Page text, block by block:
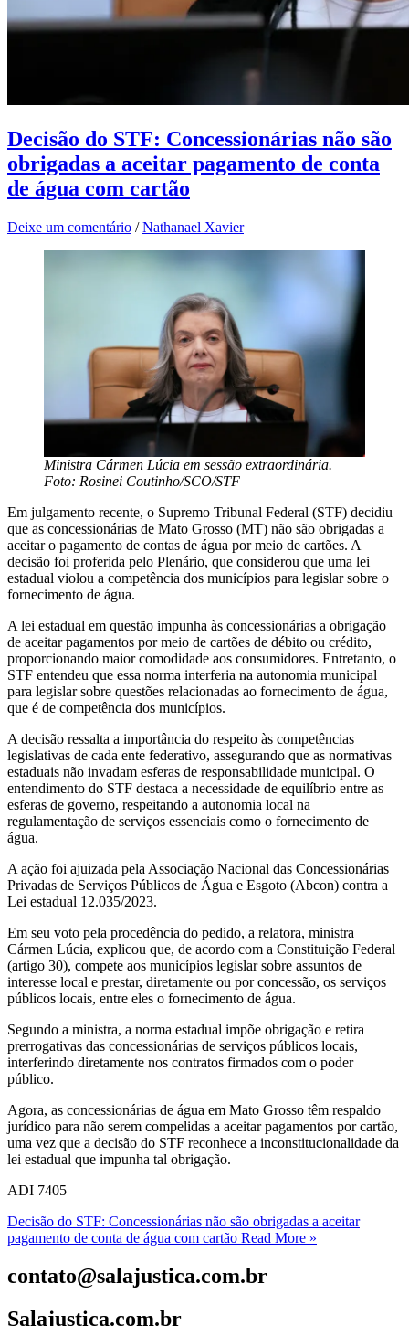
Decisão do STF: Concessionárias não são
obrigadas a aceitar pagamento de conta
de água com cartão
Deixe um comentário /Nathanael Xavier
Ministra Cármen Lúcia em sessão extraordinária.
Foto: Rosinei Coutinho/SCO/STF
Em julgamento recente, o Supremo Tribunal Federal (STF) decidiu
que as concessionárias de Mato Grosso (MT) não são obrigadas a
aceitar o pagamento de contas de água por meio de cartões. A
decisão foi proferida pelo Plenário, que considerou que uma lei
estadual violou a competência dos municípios para legislar sobre o
fornecimento de água.
A lei estadual em questão impunha às concessionárias a obrigação
de aceitar pagamentos por meio de cartões de débito ou crédito,
proporcionando maior comodidade aos consumidores. Entretanto, o
STF entendeu que essa norma interferia na autonomia municipal
para legislar sobre questões relacionadas ao fornecimento de água,
que é de competência dos municípios.
A decisão ressalta a importância do respeito às competências
legislativas de cada ente federativo, assegurando que as normativas
estaduais não invadam esferas de responsabilidade municipal. O
entendimento do STF destaca a necessidade de equilíbrio entre as
esferas de governo, respeitando a autonomia local na
regulamentação de serviços essenciais como o fornecimento de
água.
A ação foi ajuizada pela Associação Nacional das Concessionárias
Privadas de Serviços Públicos de Água e Esgoto (Abcon) contra a
Lei estadual 12.035/2023.
Em seu voto pela procedência do pedido, a relatora, ministra
Cármen Lúcia, explicou que, de acordo com a Constituição Federal
(artigo 30), compete aos municípios legislar sobre assuntos de
interesse local e prestar, diretamente ou por concessão, os serviços
públicos locais, entre eles o fornecimento de água.
Segundo a ministra, a norma estadual impõe obrigação e retira
prerrogativas das concessionárias de serviços públicos locais,
interferindo diretamente nos contratos firmados com o poder
público.
Agora, as concessionárias de água em Mato Grosso têm respaldo
jurídico para não serem compelidas a aceitar pagamentos por cartão,
uma vez que a decisão do STF reconhece a inconstitucionalidade da
lei estadual que impunha tal obrigação.
ADI 7405
Decisão do STF: Concessionárias não são obrigadas a aceitar
pagamento de conta de água com cartão Read More »
contato@salajustica.com.br
Salajustiça.com.br